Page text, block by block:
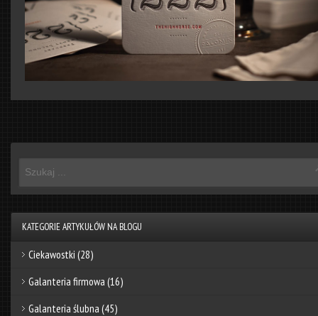
KATEGORIE ARTYKUŁÓW NA BLOGU
Ciekawostki (28)
Galanteria firmowa (16)
Galanteria ślubna (45)